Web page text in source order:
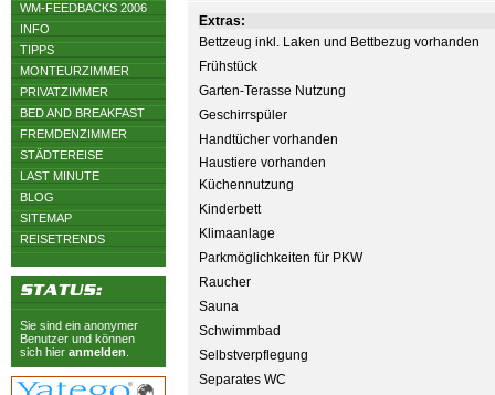
WM-FEEDBACKS 2006
INFO
TIPPS
MONTEURZIMMER
PRIVATZIMMER
BED AND BREAKFAST
FREMDENZIMMER
STÄDTEREISE
LAST MINUTE
BLOG
SITEMAP
REISETRENDS
Sie sind ein anonymer
Benutzer und können
sich hier anmelden
Extras:
Bettzeug inkl. Laken und Bettbezug vorhanden
Frühstück
Garten-Terasse Nutzung
Geschirrspüler
Handtücher vorhanden
Haustiere vorhanden
Küchennutzung
Kinderbett
Klimaanlage
Parkmöglichkeiten für PKW
Raucher
Sauna
Schwimmbad
Selbstverpflegung
Separates WC